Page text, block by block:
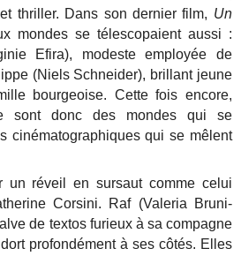
thriller. Dans son dernier film, Un
mondes se télescopaient aussi :
Efira), modeste employée de
(Niels Schneider), brillant jeune
bourgeoise. Cette fois encore,
sont donc des mondes qui se
cinématographiques qui se mêlent
un réveil en sursaut comme celui
Corsini. Raf (Valeria Bruni-
de textos furieux à sa compagne
profondément à ses côtés. Elles